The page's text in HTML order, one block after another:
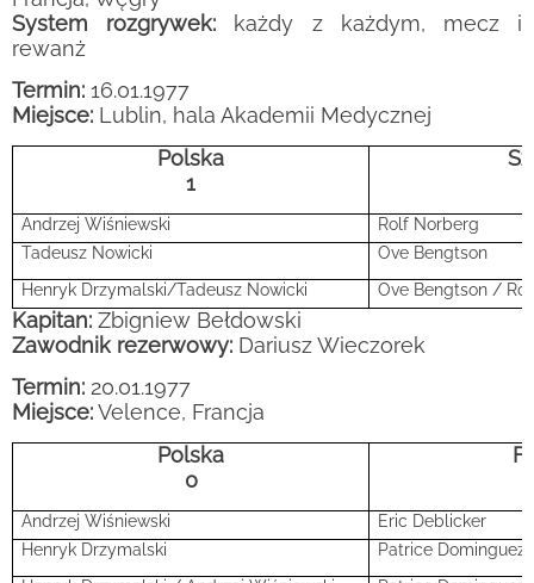
System rozgrywek: każdy z każdym, mecz i
rewanż
Termin: 16.01.1977
Miejsce: Lublin, hala Akademii Medycznej
Polska
1
Andrzej Wiśniewski
Rolf Norberg
Tadeusz Nowicki
Ove Bengtson
Henryk Drzymalski/Tadeusz Nowicki
Ove Bengtson /
Kapitan: Zbigniew Bełdowski
Zawodnik rezerwowy: Dariusz Wieczorek
Termin: 20.01.1977
Miejsce: Velence, Francja
Polska
0
Andrzej Wiśniewski
Eric Deblicker
Henryk Drzymalski
Patrice Dominguez